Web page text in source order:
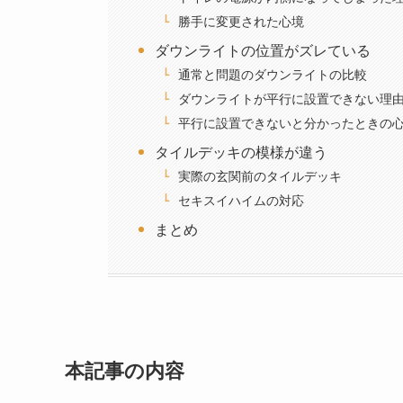
勝手に変更された心境
ダウンライトの位置がズレている
通常と問題のダウンライトの比較
ダウンライトが平行に設置できない理
平行に設置できないと分かったときの
タイルデッキの模様が違う
実際の玄関前のタイルデッキ
セキスイハイムの対応
まとめ
本記事の内容